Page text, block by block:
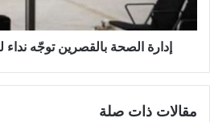
إدارة الصحة بالقصرين توجّه نداء
مقالات ذات صلة